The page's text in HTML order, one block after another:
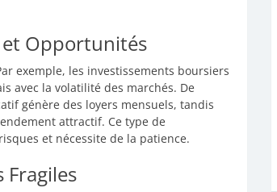
et Opportunités
exemple, les investissements boursiers
avec la volatilité des marchés. De
génère des loyers mensuels, tandis
attractif. Ce type de
et nécessite de la patience.
Fragiles